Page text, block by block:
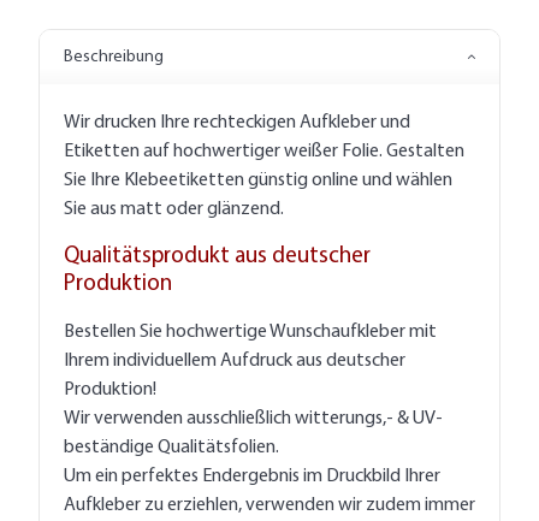
Beschreibung
Wir drucken Ihre rechteckigen Aufkleber und
Etiketten auf hochwertiger weißer Folie. Gestalten
Sie Ihre Klebeetiketten günstig online und wählen
Sie aus matt oder glänzend.
Qualitätsprodukt aus deutscher
Produktion
Bestellen Sie hochwertige Wunschaufkleber mit
Ihrem individuellem Aufdruck aus deutscher
Produktion!
Wir verwenden ausschließlich witterungs,- & UV-
beständige Qualitätsfolien.
Um ein perfektes Endergebnis im Druckbild Ihrer
Aufkleber zu erziehlen, verwenden wir zudem immer